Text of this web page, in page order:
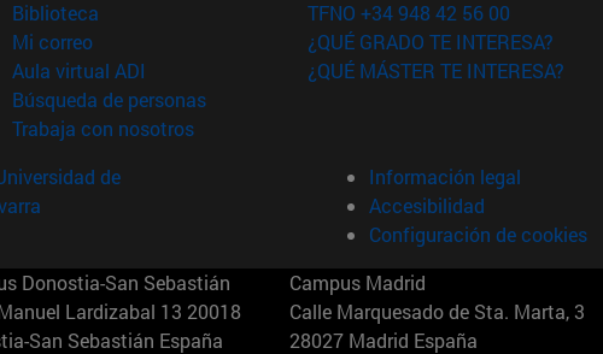
Biblioteca (abre en nueva ventana)
Mi correo(abre en nueva ventana)
Aula virtual ADI (abre en nueva ventana)
Búsqueda de personas(abre en nueva ventana)
Trabaja con nosotros(abre en nueva ventana)
TFNO +34 948 42 56 00
¿QUÉ GRADO TE INTERESA?
¿QUÉ MÁSTER TE INTERESA?
de
Información legal
Accesibilidad
Configuración de cookies
Donostia-San Sebastián
Lardizabal 13 20018
San Sebastián España
Campus Madrid
Calle Marquesado de Sta. Marta, 3
28027 Madrid España